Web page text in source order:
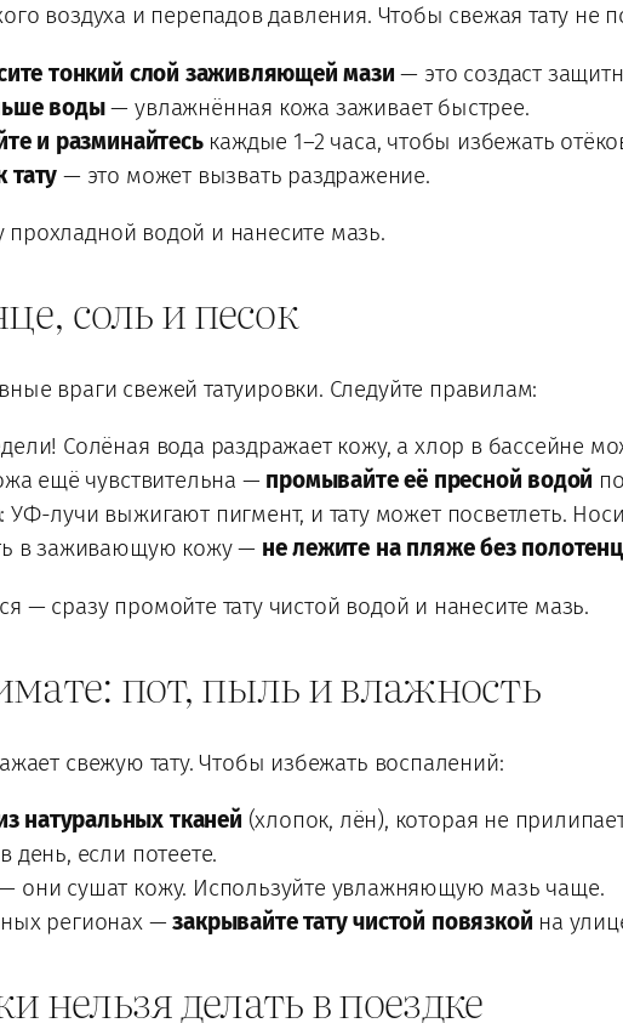
воздуха и перепадов давления. Чтобы свежая тату не
тонкий слой заживляющей мази — это создаст
воды— увлажнённая кожа заживает быстрее.
и разминайтеськаждые 1–2 часа, чтобы избежать
тату — это может вызвать раздражение.
водой и нанесите мазь.
соль и песок
враги свежей татуировки. Следуйте правилам:
Солёная вода раздражает кожу, а хлор в бассейне
ещё чувствительна — промывайте её пресной водой
: УФ-лучи выжигают пигмент, и тату может посветлеть.
в заживающую кожу — не лежите на пляже без
— сразу промойте тату чистой водой и нанесите мазь.
пот, пыль и влажность
свежую тату. Чтобы избежать воспалений:
натуральных тканей (хлопок, лён), которая не
день, если потеете.
они сушат кожу. Используйте увлажняющую мазь чаще.
регионах —закрывайте тату чистой повязкой на
нельзя делать в поездке